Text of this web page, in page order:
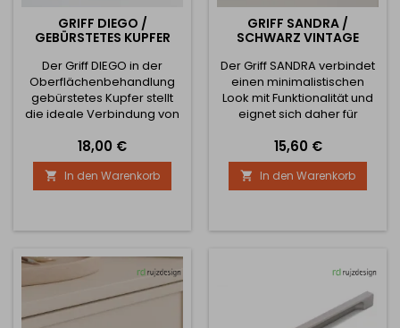
GRIFF DIEGO /
GEBÜRSTETES KUPFER
Der Griff DIEGO in der
Oberflächenbehandlung
gebürstetes Kupfer stellt
die ideale Verbindung von
Design und trendiger
Kupferfarbe dar. Sein
schlichtes, eckiges Design
wirkt elegant und zeitlos,
Kupfer dem Möbelstück
Akzent mit einem Hauch
von Originalität verleiht.
Dank des...
Preis
18,00 €
 In den Warenkorb
GRIFF SANDRA /
SCHWARZ VINTAGE
Der Griff SANDRA verbindet
einen minimalistischen
Look mit Funktionalität und
eignet sich daher für
und Büroräume. Seine
schmale Form sieht elegant
aus, ermöglicht aber
gleichzeitig einen
Befestigungsschrauben
Abstand der Löcher /
Gesamtlänge: 160 mm / 197
Preis
15,60 €
 In den Warenkorb